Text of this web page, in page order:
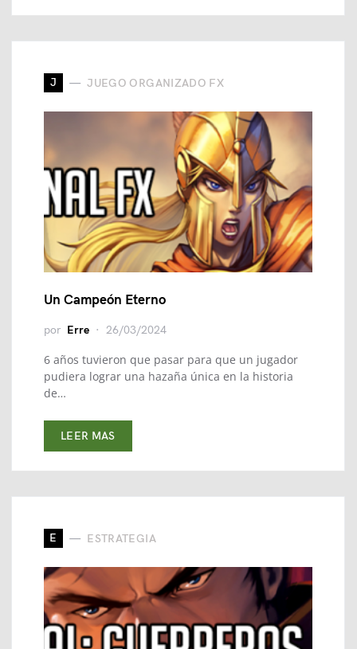
J JUEGO ORGANIZADO FX
Un Campeón Eterno
por Erre 26/03/2024
6 años tuvieron que pasar para que un jugador
pudiera lograr una hazaña única en la historia
de…
LEER MAS
E ESTRATEGIA